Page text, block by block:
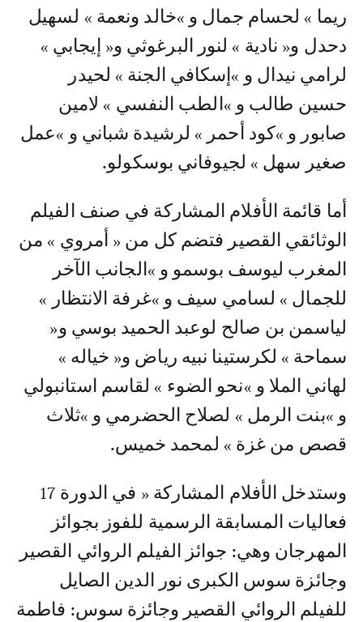
ريما » لحسام جمال و »خالد ونعمة » لسهيل
دحدل و« نادية » لنور البرغوثي و« إيجابي »
لرامي نيدال و »إسكافي الجنة » لحيدر
حسين طالب و »الطب النفسي » لامين
صابور و »كود أحمر » لرشيدة شباني و »عمل
صغير سهل » لجيوفاني بوسكولو.
أما قائمة الأفلام المشاركة في صنف الفيلم
الوثائقي القصير فتضم كل من « أمروي » من
المغرب ليوسف بوسمو و »الجانب الآخر
للجمال » لسامي سيف و »غرفة الانتظار »
لياسمن بن صالح لوعبد الحميد بوسي و«
سماحة » لكرستينا نبيه رياض و« خياله »
لهاني الملا و »نحو الضوء » لقاسم استانبولي
و »بنت الرمل » لصلاح الحضرمي و »ثلاث
قصص من غزة » لمحمد خميس.
وستدخل الأفلام المشاركة « في الدورة 17
فعاليات المسابقة الرسمية للفوز بجوائز
المهرجان وهي: جوائز الفيلم الروائي القصير
وجائزة سوس الكبرى نور الدين الصايل
للفيلم الروائي القصير وجائزة سوس: فاطمة